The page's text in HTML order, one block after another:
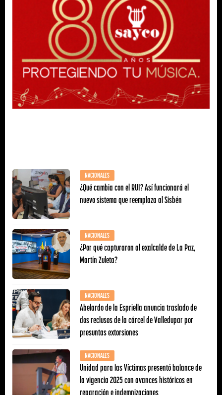
NACIONALES
¿Qué cambia con el RUI? Así funcionará el
nuevo sistema que reemplaza al Sisbén
NACIONALES
¿Por qué capturaron al exalcalde de La Paz,
Martín Zuleta?
NACIONALES
Abelardo de la Espriella anuncia traslado de
dos reclusos de la cárcel de Valledupar por
presuntas extorsiones
NACIONALES
Unidad para las Víctimas presentó balance de
la vigencia 2025 con avances históricos en
reparación e indemnizaciones